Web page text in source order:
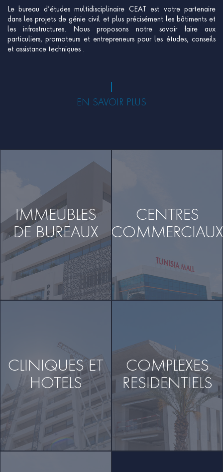
Le bureau d’études multidisciplinaire CEAT est votre partenaire
dans les projets de génie civil et plus précisément les bâtiments et
les infrastructures. Nous proposons notre savoir faire aux
particuliers, promoteurs et entrepreneurs pour les études, conseils
et assistance techniques .
EN SAVOIR PLUS
IMMEUBLES
DE BUREAUX
CENTRES
COMMERCIAUX
CLINIQUES ET
HOTELS
COMPLEXES
RESIDENTIELS